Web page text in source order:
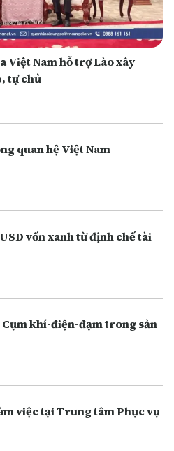
Việt Nam hỗ trợ Lào xây
tự chủ
quan hệ Việt Nam –
vốn xanh từ định chế tài
Cụm khí-điện-đạm trong sản
việc tại Trung tâm Phục vụ